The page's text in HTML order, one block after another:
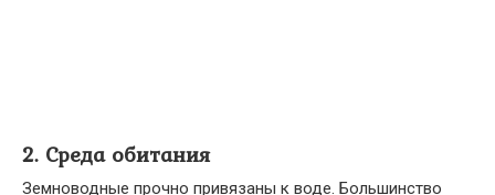
2. Среда обитания
Земноводные прочно привязаны к воде. Большинство